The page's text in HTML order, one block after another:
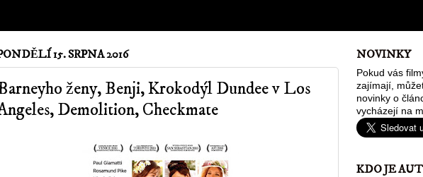
15. SRPNA 2016
ženy, Benji, Krokodýl Dundee v Los
Demolition, Checkmate
NOVINKY
Pokud vás
zajímají,
novinky o
vycházejí na
KDO JE